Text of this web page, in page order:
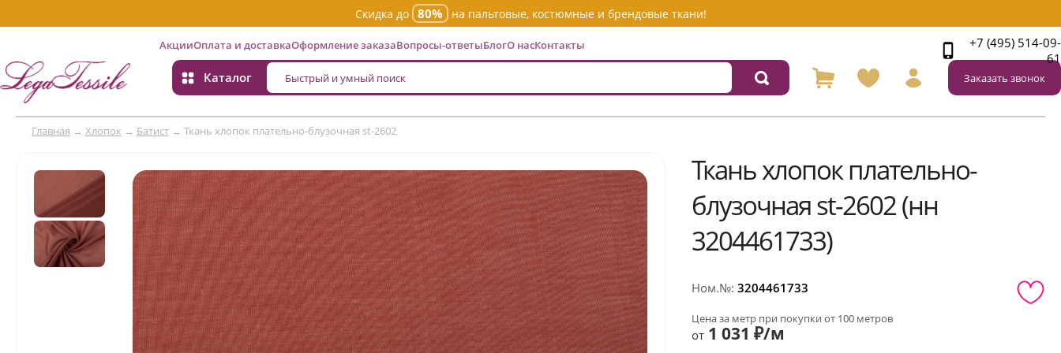
Скидка до 80% на пальтовые, костюмные и брендовые ткани!
АкцииОплата и доставкаОформление заказаВопросы-ответыБлогО насКонтакты
Каталог
+7 (495) 514-09-
61
Заказать звонок
Главная → Хлопок → Батист→ Ткань хлопок плательно-блузочная st-2602
Ткань хлопок плательно-
блузочная st-2602 (нн
3204461733)
Ном.№: 3204461733
Цена за метр при покупки от 100 метров
от1 031 ₽/м